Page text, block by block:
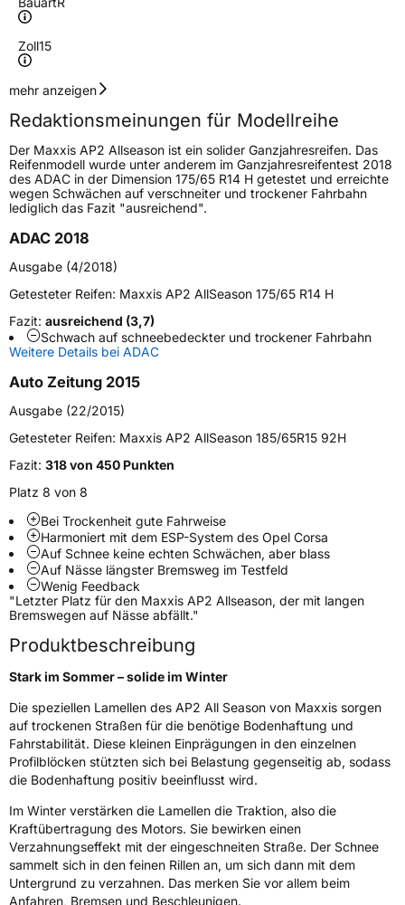
Zoll15
Geschwindigkeitsindex
Höchstgeschwindigkeit
240 km/h
Lastindex89
Höchstlast580 kg
Gewicht (in kg)
Generelle Merkmale
FahrzeugtypPKW
VerwendungGanzjahresreifen
ModellnameAP2 All Season
FahrzeugartPKW & SUV
Weitere Eigenschaften
Schlauchtyp TL
ZustandNeureifen
M+SJa
VerstärktXL
EU Label
EffizienzD
NasshaftungB
Rollgeräusch (Klasse)A
Rollgeräusch (dB) 69
FahrzeugklasseC1
mehr anzeigen
Redaktionsmeinungen für Modellreihe
Der Maxxis AP2 Allseason ist ein solider Ganzjahresreifen. Das
Reifenmodell wurde unter anderem im Ganzjahresreifentest 2018
des ADAC in der Dimension 175/65 R14 H getestet und erreichte
wegen Schwächen auf verschneiter und trockener Fahrbahn
lediglich das Fazit "ausreichend".
ADAC 2018
Ausgabe (4/2018)
Getesteter Reifen: Maxxis AP2 AllSeason 175/65 R14 H
Fazit: ausreichend (3,7)
Schwach auf schneebedeckter und trockener Fahrbahn
Weitere Details bei ADAC
Auto Zeitung 2015
Ausgabe (22/2015)
Getesteter Reifen: Maxxis AP2 AllSeason 185/65R15 92H
Fazit: 318 von 450 Punkten
Platz 8 von 8
Bei Trockenheit gute Fahrweise
Harmoniert mit dem ESP-System des Opel Corsa
Auf Schnee keine echten Schwächen, aber blass
Auf Nässe längster Bremsweg im Testfeld
Wenig Feedback
"Letzter Platz für den Maxxis AP2 Allseason, der mit langen
Bremswegen auf Nässe abfällt."
Produktbeschreibung
Stark im Sommer – solide im Winter
Die speziellen Lamellen des AP2 All Season von Maxxis sorgen
auf trockenen Straßen für die benötige Bodenhaftung und
Fahrstabilität. Diese kleinen Einprägungen in den einzelnen
Profilblöcken stützten sich bei Belastung gegenseitig ab, sodass
die Bodenhaftung positiv beeinflusst wird.
Im Winter verstärken die Lamellen die Traktion, also die
Kraftübertragung des Motors. Sie bewirken einen
Verzahnungseffekt mit der eingeschneiten Straße. Der Schnee
sammelt sich in den feinen Rillen an, um sich dann mit dem
Untergrund zu verzahnen. Das merken Sie vor allem beim
Anfahren, Bremsen und Beschleunigen.